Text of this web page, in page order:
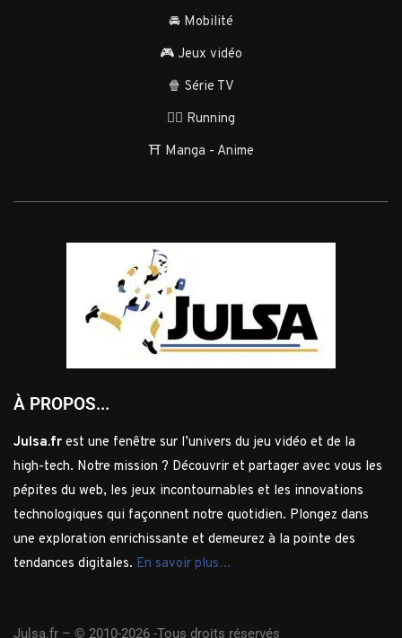
🚘 Mobilité
🎮 Jeux vidéo
🍿 Série TV
🏃‍♂️ Running
⛩️ Manga - Anime
À PROPOS...
Julsa.fr est une fenêtre sur l’univers du jeu vidéo et de la
high-tech. Notre mission ? Découvrir et partager avec vous les
pépites du web, les jeux incontournables et les innovations
technologiques qui façonnent notre quotidien. Plongez dans
une exploration enrichissante et demeurez à la pointe des
tendances digitales. En savoir plus…
Julsa.fr – © 2010-2026 -Tous droits réservés